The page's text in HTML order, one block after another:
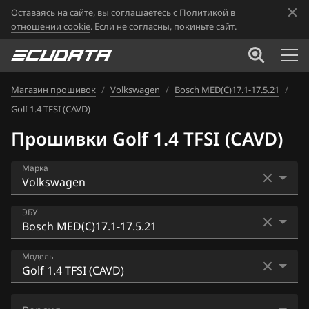
Оставаясь на сайте, вы соглашаетесь с Политикой в
отношении cookie. Если не согласны, покиньте сайт.
Магазин прошивок / Volkswagen / Bosch MED(C)17.1-17.5.21 /
Golf 1.4 TFSI (CAVD)
Прошивки Golf 1.4 TFSI (CAVD)
Марка
Acura
Alfa Romeo
ATLAS
ЭБУ
Bosch EDC16U1
Bosch EDC16U34
Модель